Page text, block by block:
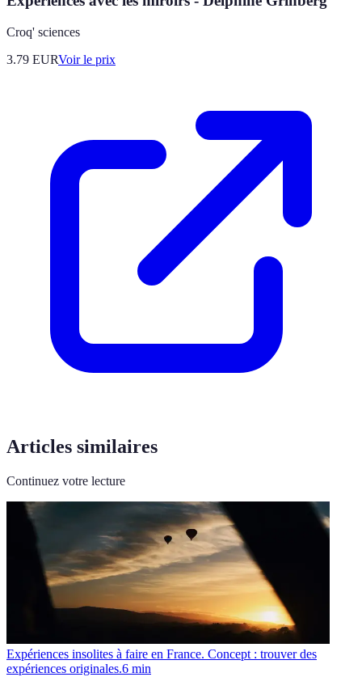
Croq' sciences
3.79 EURVoir le prix
Articles similaires
Continuez votre lecture
Expériences insolites à faire en France. Concept : trouver des
expériences originales.6 min